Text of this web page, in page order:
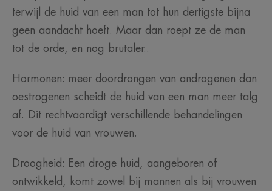
terwijl de huid van een man tot hun dertigste bijna
geen aandacht hoeft. Maar dan roept ze de man
tot de orde, en nog brutaler..
Hormonen: meer doordrongen van androgenen dan
oestrogenen scheidt de huid van een man meer talg
af. Dit rechtvaardigt verschillende behandelingen
voor de huid van vrouwen.
Droogheid: Een droge huid, aangeboren of
ontwikkeld, komt zowel bij mannen als bij vrouwen